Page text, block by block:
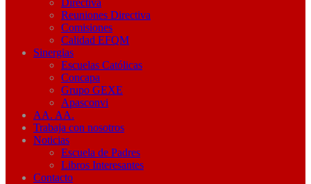
Directiva
Reuniones Directiva
Comisiones
Calidad EFQM
Sinergias
Escuelas Católicas
Concapa
Grupo GEXE
Apasconvi
AA. AA.
Trabaja con nosotros
Noticias
Escuela de Padres
Libros Interesantes
Contacto